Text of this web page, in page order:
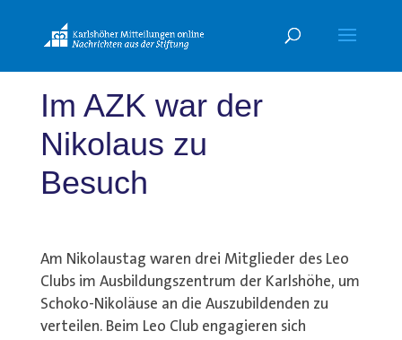
Im AZK war der
Nikolaus zu
Besuch
Am Nikolaustag waren drei Mitglieder des Leo
Clubs im Ausbildungszentrum der Karlshöhe, um
Schoko-Nikoläuse an die Auszubildenden zu
verteilen. Beim Leo Club engagieren sich